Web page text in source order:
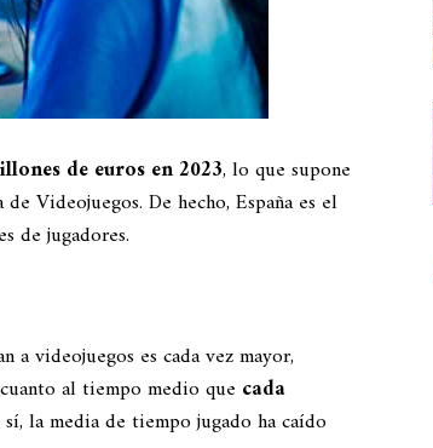
de euros en 2023, lo que supone
Videojuegos. De hecho, España es el
de jugadores.
a videojuegos es cada vez mayor,
al tiempo medio que cada
sí, la media de tiempo jugado ha caído